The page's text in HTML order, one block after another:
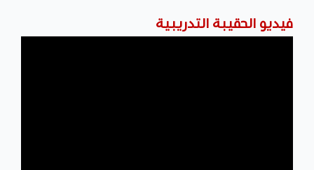
فيديو الحقيبة التدريبية